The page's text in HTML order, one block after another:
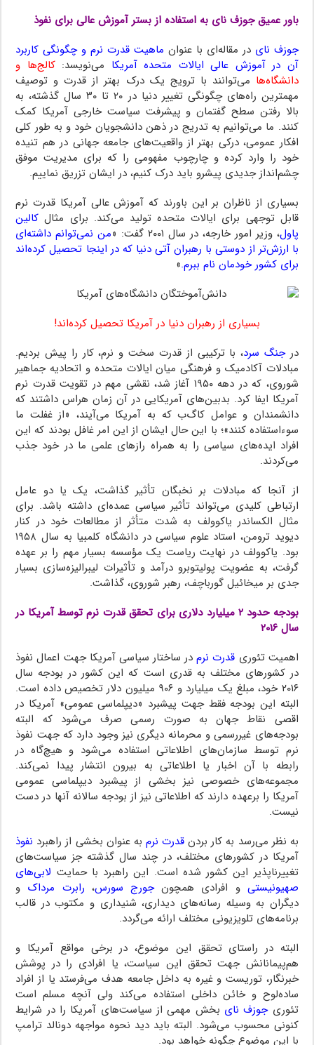
باور عمیق جوزف نای به استفاده از بستر آموزش عالی برای نفوذ
جوزف نای در مقاله‌ای با عنوان ماهیت قدرت نرم و چگونگی کاربرد
آن در آموزش عالی ایالات متحده آمریکا می‌نویسد:کالج‌ها و
دانشگاه‌ها می‌توانند با ترویج یک درک بهتر از قدرت و توصیف
مهمترین راه‌های چگونگی تغییر دنیا در ۲۰ تا ۳۰ سال گذشته، به
بالا رفتن سطح گفتمان و پیشرفت سیاست خارجی آمریکا کمک
کنند. ما می‌توانیم به تدریج در ذهن دانشجویان خود و به طور کلی
افکار عمومی، درکی بهتر از واقعیت‌های جامعه جهانی در هم تنیده
خود را وارد کرده و چارچوب مفهومی را که برای مدیریت موفق
چشم‌انداز جدیدی پیشرو باید درک کنیم، در ایشان تزریق نماییم.
بسیاری از ناظران بر این باورند که آموزش عالی آمریکا قدرت نرم
قابل توجهی برای ایالات متحده تولید می‌کند. برای مثال کالین
پاول، وزیر امور خارجه، در سال ۲۰۰۱ گفت: «
من نمی‌توانم داشته‌ای
با ارزش‌تر از دوستی با رهبران آتی دنیا که در اینجا تحصیل کرده‌اند
برای کشور خودمان نام ببرم.»
بسیاری از رهبران دنیا در آمریکا تحصیل کرده‌اند!
درجنگ سرد، با ترکیبی از قدرت سخت و نرم، کار را پیش بردیم.
مبادلات آکادمیک و فرهنگی میان ایالات متحده و اتحادیه جماهیر
شوروی، که در دهه ۱۹۵۰ آغاز شد، نقشی مهم در تقویت قدرت نرم
آمریکا ایفا کرد. بدبین‌های آمریکایی در آن زمان هراس داشتند که
دانشمندان و عوامل کا‌گ‌ب که به آمریکا می‌آیند، «از غفلت ما
سوءاستفاده کنند»؛ با این حال ایشان از این امر غافل بودند که این
افراد ایده‌های سیاسی را به همراه رازهای علمی ما در خود جذب
می‌کردند.
از آنجا که مبادلات بر نخبگان تأثیر گذاشت، یک یا دو عامل
ارتباطی کلیدی می‌تواند تأثیر سیاسی عمده‌ای داشته باشد. برای
مثال الکساندر یاکوولف به شدت متأثر از مطالعات خود در کنار
دیوید ترومن، استاد علوم سیاسی در دانشگاه کلمبیا به سال ۱۹۵۸
بود. یاکوولف در نهایت ریاست یک مؤسسه بسیار مهم را بر عهده
گرفت، به عضویت پولیتوبرو درآمد و تأثیرات لیبرالیزه‌سازی بسیار
جدی بر میخائیل گورباچف، رهبر شوروی، گذاشت.
بودجه حدود ۲ میلیارد دلاری برای تحقق قدرت نرم توسط آمریکا در
سال ۲۰۱۶
اهمیت تئوری قدرت نرمدر ساختار سیاسی آمریکا جهت اعمال نفوذ
در کشورهای مختلف به قدری است که این کشور در بودجه سال
۲۰۱۶ خود، مبلغ یک میلیارد و ۹۰۶ میلیون دلار تخصیص داده است.
البته این بودجه فقط جهت پیشبرد «دیپلماسی عمومی» آمریکا در
اقصی نقاط جهان به صورت رسمی صرف می‌شود که البته
بودجه‌های غیررسمی و محرمانه دیگری نیز وجود دارد که جهت نفوذ
نرم توسط سازمان‌های اطلاعاتی استفاده می‌شود و هیچ‌گاه در
رابطه با آن اخبار یا اطلاعاتی به بیرون انتشار پیدا نمی‌کند.
مجموعه‌های خصوصی نیز بخشی از پیشبرد دیپلماسی عمومی
آمریکا را برعهده دارند که اطلاعاتی نیز از بودجه سالانه آنها در دست
نیست.
به نظر می‌رسد به کار بردن قدرت نرم به عنوان بخشی از راهبرد نفوذ
آمریکا در کشورهای مختلف، در چند سال گذشته جز سیاست‌های
تغییرناپذیر این کشور شده است. این راهبرد با حمایت لابی‌های
صهیونیستی و افرادی همچونجورج سورس، رابرت مرداک و
دیگران به وسیله رسانه‌های دیداری، شنیداری و مکتوب در قالب
برنامه‌های تلویزیونی مختلف ارائه می‌گردد.
البته در راستای تحقق این موضوع، در برخی مواقع آمریکا و
هم‌پیمانانش جهت تحقق این سیاست، یا افرادی را در پوشش
خبرنگار، توریست و غیره به داخل جامعه هدف می‌فرستد یا از افراد
ساده‌لوح و خائن داخلی استفاده می‌کند ولی آنچه مسلم است
تئوریجوزف نای بخش مهمی از سیاست‌های آمریکا را در شرایط
کنونی محسوب می‌شود. البته باید دید نحوه مواجهه دونالد ترامپ
با این موضوع چگونه خواهد بود.